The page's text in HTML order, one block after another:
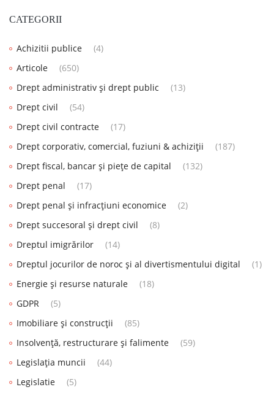
CATEGORII
Achizitii publice
(4)
Articole
(650)
Drept administrativ și drept public
(13)
Drept civil
(54)
Drept civil contracte
(17)
Drept corporativ, comercial, fuziuni & achiziții
(187)
Drept fiscal, bancar și piețe de capital
(132)
Drept penal
(17)
Drept penal și infracțiuni economice
(2)
Drept succesoral și drept civil
(8)
Dreptul imigrărilor
(14)
Dreptul jocurilor de noroc și al divertismentului digital
(1)
Energie și resurse naturale
(18)
GDPR
(5)
Imobiliare și construcții
(85)
Insolvență, restructurare și falimente
(59)
Legislația muncii
(44)
Legislatie
(5)